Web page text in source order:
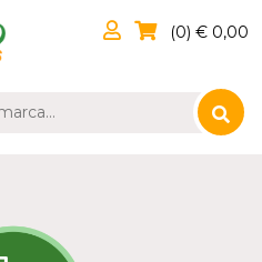
0 0,00